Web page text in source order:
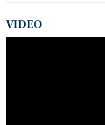
VIDEO